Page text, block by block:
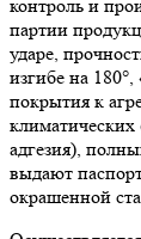
контроль и
партии
ударе,
изгибе на
покрытия к
климатических
адгезия),
выдают
окрашенной